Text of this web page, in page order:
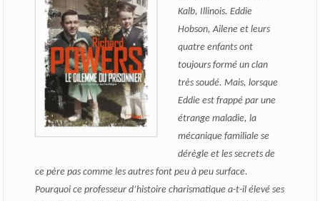
Kalb, Illinois. Eddie
Hobson, Ailene et leurs
quatre enfants ont
toujours formé un clan
très soudé. Mais, lorsque
Eddie est frappé par une
étrange maladie, la
mécanique familiale se
dérègle et les secrets de
ce père pas comme les autres font peu à peu surface.
Pourquoi ce professeur d’histoire charismatique a-t-il élevé ses